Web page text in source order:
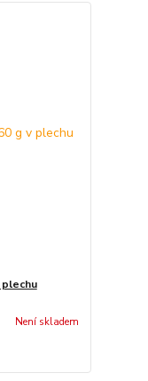
plechu
Není skladem